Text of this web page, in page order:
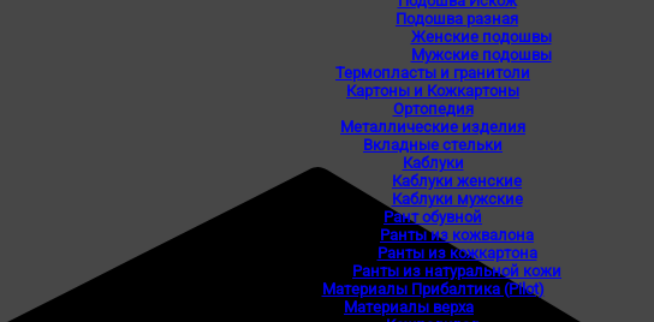
Подошва разная
Женские подошвы
Мужские подошвы
Термопласты и гранитоли
Картоны и Кожкартоны
Ортопедия
Металлические изделия
Вкладные стельки
Каблуки
Каблуки женские
Каблуки мужские
Рант обувной
Ранты из кожвалона
Ранты из кожкартона
Ранты из натуральной кожи
Материалы Прибалтика (Pilot)
Материалы верха